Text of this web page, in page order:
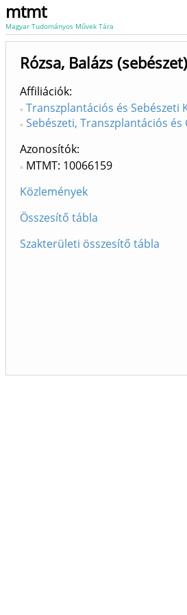
mtmt
Magyar Tudományos Művek Tára
Rózsa, Balázs (sebészet)
Affiliációk
Transzplantációs és Sebészeti
Sebészeti, Transzplantációs és
Azonosítók
MTMT: 10066159
Közlemények
Összesítő tábla
Szakterületi összesítő tábla